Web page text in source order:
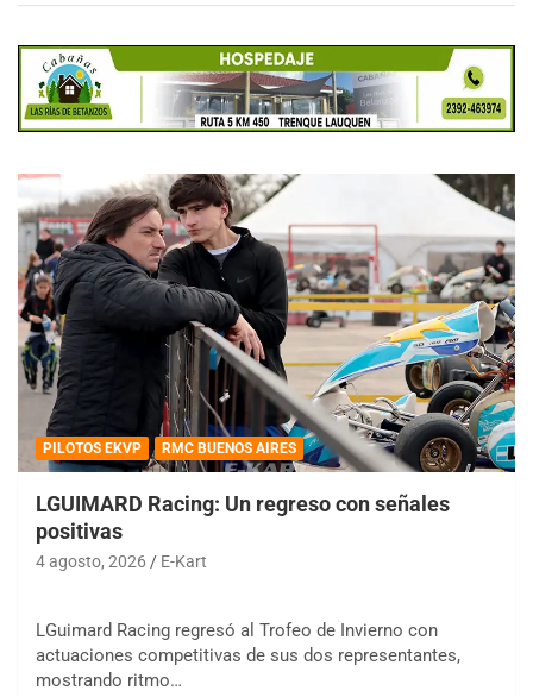
PILOTOS EKVP RMC BUENOS AIRES
LGUIMARD Racing: Un regreso con señales
positivas
4 agosto, 2026 E-Kart
LGuimard Racing regresó al Trofeo de Invierno con
actuaciones competitivas de sus dos representantes,
mostrando ritmo…